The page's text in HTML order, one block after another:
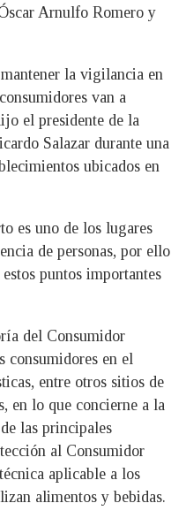
Arnulfo Romero y
la vigilancia en
van a
el presidente de la
Salazar durante una
ubicados en
es uno de los lugares
de personas, por ello
puntos importantes
del Consumidor
consumidores en el
entre otros sitios de
en lo que concierne a la
las principales
al Consumidor
aplicable a los
alimentos y bebidas.